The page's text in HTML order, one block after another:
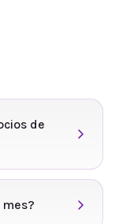
de